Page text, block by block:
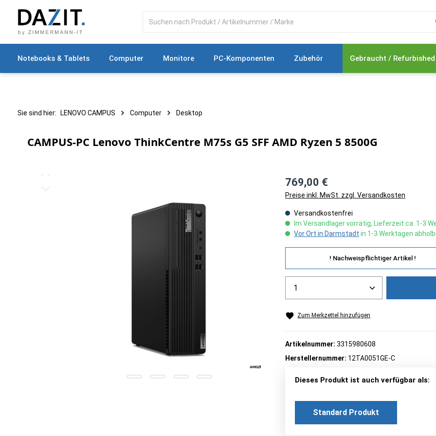
Zur Hauptnavigation springen
Notebooks & Tablets Computer Monitore PC-Komponenten Zubehör Gebraucht / Refurbished
Sie sind hier: LENOVO CAMPUS Computer Desktop
CAMPUS-PC Lenovo ThinkCentre M75s G5 SFF AMD Ryzen 5 8500G
769,00 €
Preise inkl. MwSt. zzgl. Versandkosten
Versandkostenfrei
Im Versandlager vorrätig, Lieferzeit ca. 1-3
Vor Ort in Darmstadt in 1-3 Werktagen
! Nachweispflichtiger Artikel !
Produkt Anzahl: Gib den
Zum Merkzettel hinzufügen
Artikelnummer: 3315980608
Herstellernummer: 12TA0051GE-C
Dieses Produkt ist auch verfügbar als:
Standard Produkt